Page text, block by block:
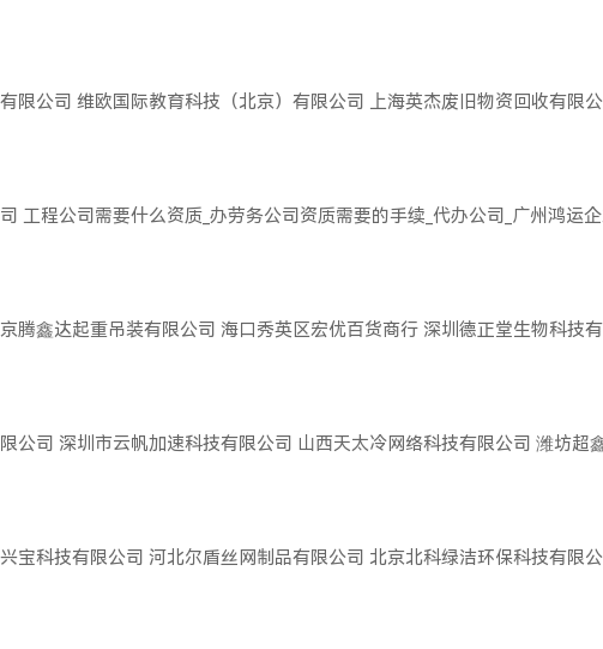
有限公司 维欧国际教育科技（北京）有限公司 上海英杰废旧物资回收有限
司 工程公司需要什么资质_办劳务公司资质需要的手续_代办公司_广州鸿运
京腾鑫达起重吊装有限公司 海口秀英区宏优百货商行 深圳德正堂生物科技
限公司 深圳市云帆加速科技有限公司 山西天太冷网络科技有限公司 潍坊超
兴宝科技有限公司 河北尔盾丝网制品有限公司 北京北科绿洁环保科技有限